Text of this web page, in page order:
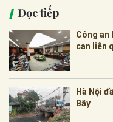
Đọc tiếp
Công an
can liên
Hà Nội
Bây